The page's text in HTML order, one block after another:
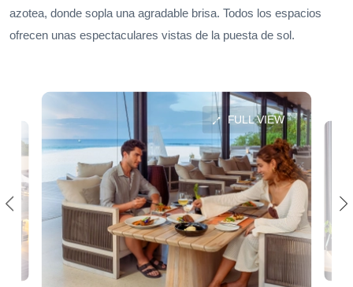
azotea, donde sopla una agradable brisa. Todos los espacios
ofrecen unas espectaculares vistas de la puesta de sol.
FULL VIEW